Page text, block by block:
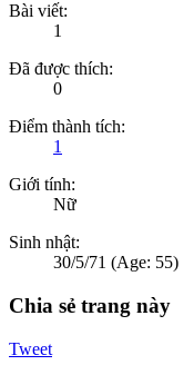
Bài viết:
1
Đã được thích:
0
Điểm thành tích:
1
Giới tính:
Nữ
Sinh nhật:
30/5/71 (Age: 55)
Chia sẻ trang này
Tweet